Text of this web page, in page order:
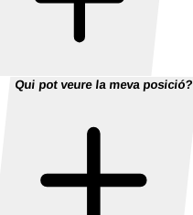
Qui pot veure la meva posició?